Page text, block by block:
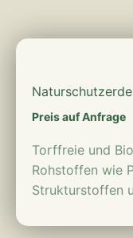
Naturschutzerde
Preis auf Anfrage
Torffreie und
Rohstoffen wie
Strukturstoffen